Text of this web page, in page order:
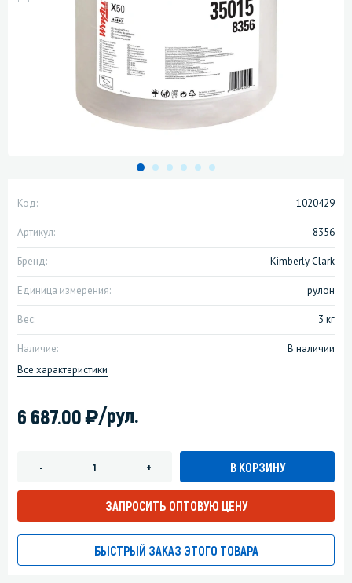
Код: 1020429
Артикул: 8356
Бренд: Kimberly Clark
Единица измерения: рулон
Вес: 3 кг
Наличие:
В наличии
Все характеристики
6 687.00)/рул.
- + В КОРЗИНУ
ЗАПРОСИТЬ ОПТОВУЮ ЦЕНУ
БЫСТРЫЙ ЗАКАЗ ЭТОГО ТОВАРА